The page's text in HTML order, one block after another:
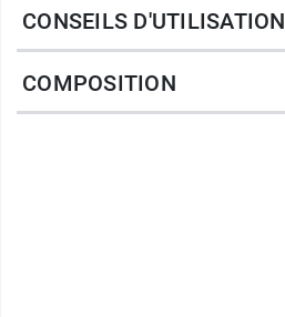
Conditionnement
CONSEILS D'UTILISATION
COMPOSITION